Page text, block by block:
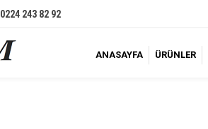
0224 243 82 92
ANASAYFA ÜRÜNLER